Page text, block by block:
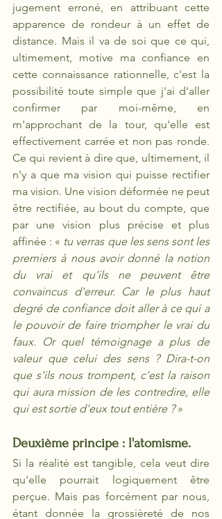
jugement erroné, en attribuant cette
apparence de rondeur à un effet de
distance. Mais il va de soi que ce qui,
ultimement, motive ma confiance en
cette connaissance rationnelle, c'est la
possibilité toute simple que j'ai d'aller
confirmer par moi-même, en
m'approchant de la tour, qu'elle est
effectivement carrée et non pas ronde.
Ce qui revient à dire que, ultimement, il
n'y a que ma vision qui puisse rectifier
ma vision. Une vision déformée ne peut
être rectifiée, au bout du compte, que
par une vision plus précise et plus
affinée : « tu verras que les sens sont les
premiers à nous avoir donné la notion
du vrai et qu'ils ne peuvent être
convaincus d'erreur. Car le plus haut
degré de confiance doit aller à ce qui a
le pouvoir de faire triompher le vrai du
faux. Or quel témoignage a plus de
valeur que celui des sens ? Dira-t-on
que s'ils nous trompent, c'est la raison
qui aura mission de les contredire, elle
qui est sortie d'eux tout entière ? »
Deuxième principe : l'atomisme.
Si la réalité est tangible, cela veut dire
qu'elle pourrait logiquement être
perçue. Mais pas forcément par nous,
étant donnée la grossièreté de nos